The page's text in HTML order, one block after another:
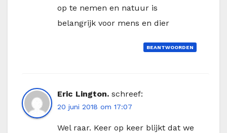
op te nemen en natuur is
belangrijk voor mens en dier
BEANTWOORDEN
Eric Lington. schreef:
20 juni 2018 om 17:07
Wel raar. Keer op keer blijkt dat we